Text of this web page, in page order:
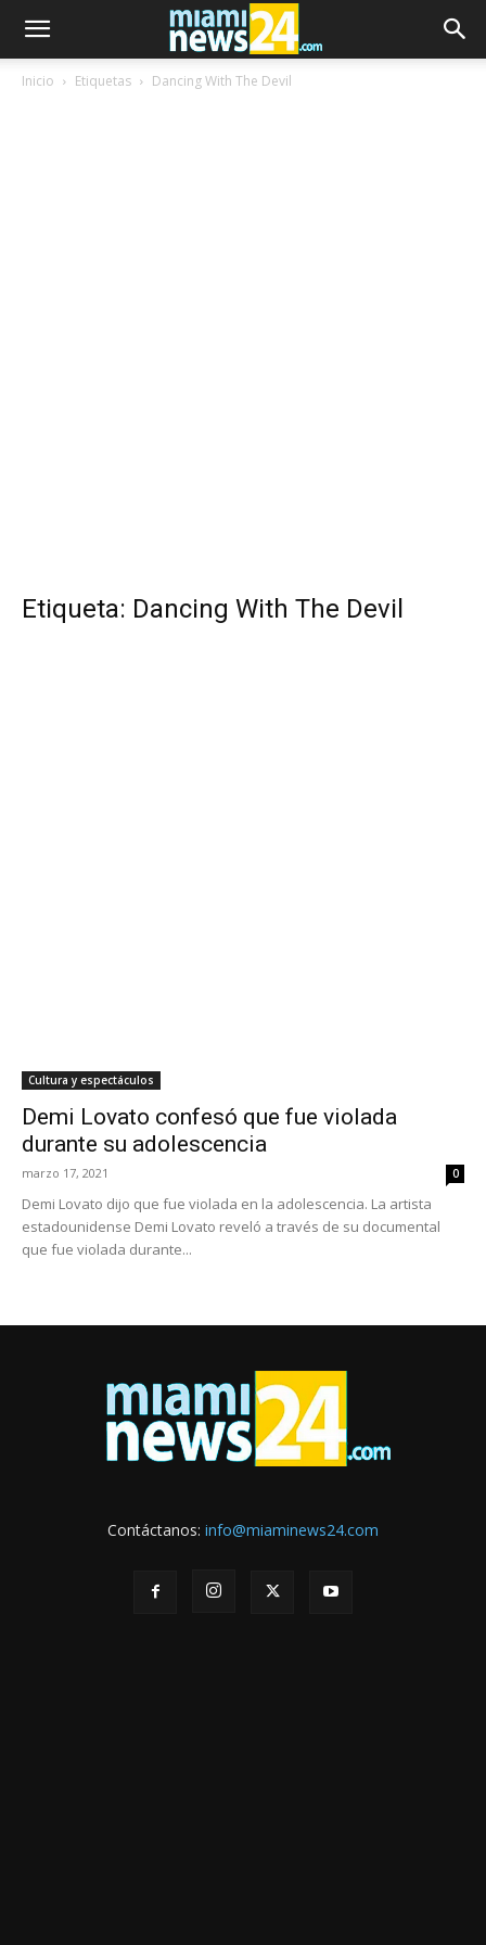
Inicio Etiquetas Dancing With The Devil
Etiqueta: Dancing With The Devil
Cultura y espectáculos
Demi Lovato confesó que fue violada
durante su adolescencia
marzo 17, 2021 0
Demi Lovato dijo que fue violada en la adolescencia. La artista
estadounidense Demi Lovato reveló a través de su documental
que fue violada durante...
Contáctanos: info@miaminews24.com